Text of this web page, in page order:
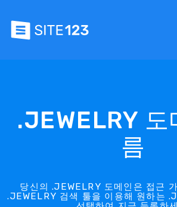
.JEWELRY 도
름
당신의 .JEWELRY 도메인은 접근
.JEWELRY 검색 툴을 이용해 원하는